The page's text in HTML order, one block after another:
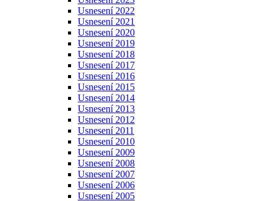
Usnesení 2022
Usnesení 2021
Usnesení 2020
Usnesení 2019
Usnesení 2018
Usnesení 2017
Usnesení 2016
Usnesení 2015
Usnesení 2014
Usnesení 2013
Usnesení 2012
Usnesení 2011
Usnesení 2010
Usnesení 2009
Usnesení 2008
Usnesení 2007
Usnesení 2006
Usnesení 2005